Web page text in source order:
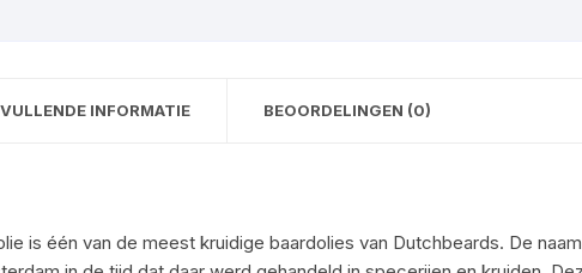
INFORMATIE BEOORDELINGEN (0)
is één van de meest kruidige baardolies van Dutchbeards. De